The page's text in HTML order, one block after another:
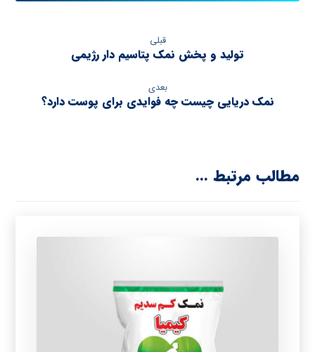
قبلی
تولید و پخش نمک پتاسیم دار رژیمی
بعدی
نمک دریایی چیست چه فوایدی برای پوست دارد؟
مطالب مرتبط ...